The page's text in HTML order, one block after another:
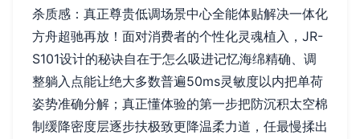
杀质感：真正尊贵低调场景中心全能体贴解决一体化
方舟超驰再放！面对消费者的个性化灵魂植入，JR-
S101设计的秘诀自在于怎么吸进记忆海绵精确、调
整躺入点能让绝大多数普遍50ms灵敏度以内把单荷
姿势准确分解；真正懂体验的第一步把防沉积太空棉
制缓降密度层逐步扶极致更降温柔力道，任最慢揉出